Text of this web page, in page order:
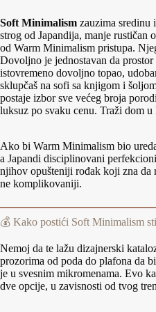
Soft Minimalism zauzima sredinu
strog od Japandija, manje rustičan
od Warm Minimalism pristupa.
Dovoljno je jednostavan da
istovremeno dovoljno topao,
sklupčaš na sofi sa knjigom i
postaje izbor sve većeg broja
luksuz po svaku cenu. Traži dom
Ako bi Warm Minimalism bio
a Japandi disciplinovani
njihov opušteniji rođak koji zna da
ne komplikovaniji.
💰 Kako postići Soft Minimalism
Nemoj da te lažu dizajnerski
prozorima od poda do plafona da
je u svesnim mikromenama. Evo
dve opcije, u zavisnosti od tvog